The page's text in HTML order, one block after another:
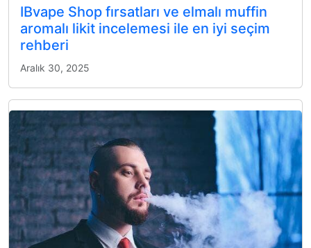
IBvape Shop fırsatları ve elmalı muffin
aromalı likit incelemesi ile en iyi seçim
rehberi
Aralık 30, 2025